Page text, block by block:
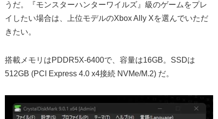
うだ。『モンスターハンターワイルズ』級のゲームをプレ
イしたい場合は、上位モデルのXbox Ally Xを選んでいただ
きたい。
搭載メモリはPDDR5X-6400で、容量は16GB。SSDは
512GB (PCI Express 4.0 x4接続 NVMe/M.2) だ。